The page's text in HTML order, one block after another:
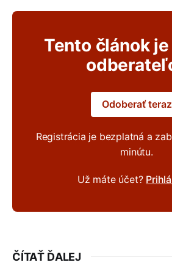
Tento článok
Odoberať teraz
Registrácia je bezplatná a
minútu.
Už máte účet?
ČÍTAŤ ĎALEJ